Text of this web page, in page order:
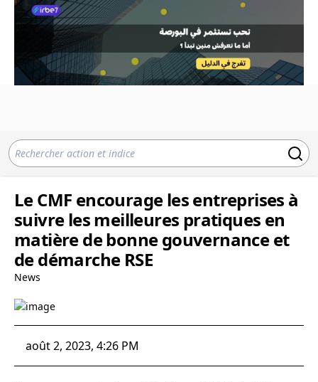
Le CMF encourage les entreprises à
suivre les meilleures pratiques en
matière de bonne gouvernance et
de démarche RSE
News
août 2, 2023, 4:26 PM